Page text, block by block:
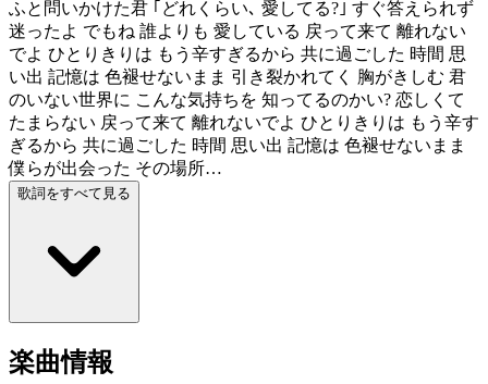
ふと問いかけた君 ｢どれくらい､ 愛してる?｣ すぐ答えられず
迷ったよ でもね 誰よりも 愛している 戻って来て 離れない
でよ ひとりきりは もう辛すぎるから 共に過ごした 時間 思
い出 記憶は 色褪せないまま 引き裂かれてく 胸がきしむ 君
のいない世界に こんな気持ちを 知ってるのかい? 恋しくて
たまらない 戻って来て 離れないでよ ひとりきりは もう辛す
ぎるから 共に過ごした 時間 思い出 記憶は 色褪せないまま
僕らが出会った その場所…
歌詞をすべて見る
楽曲情報